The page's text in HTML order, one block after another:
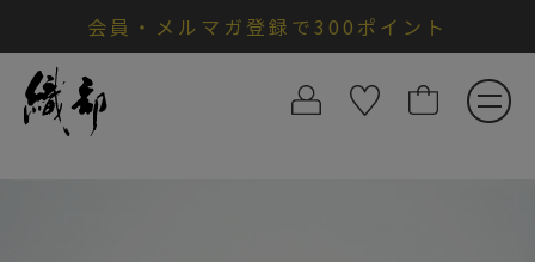
会員・メルマガ登録で300ポイント